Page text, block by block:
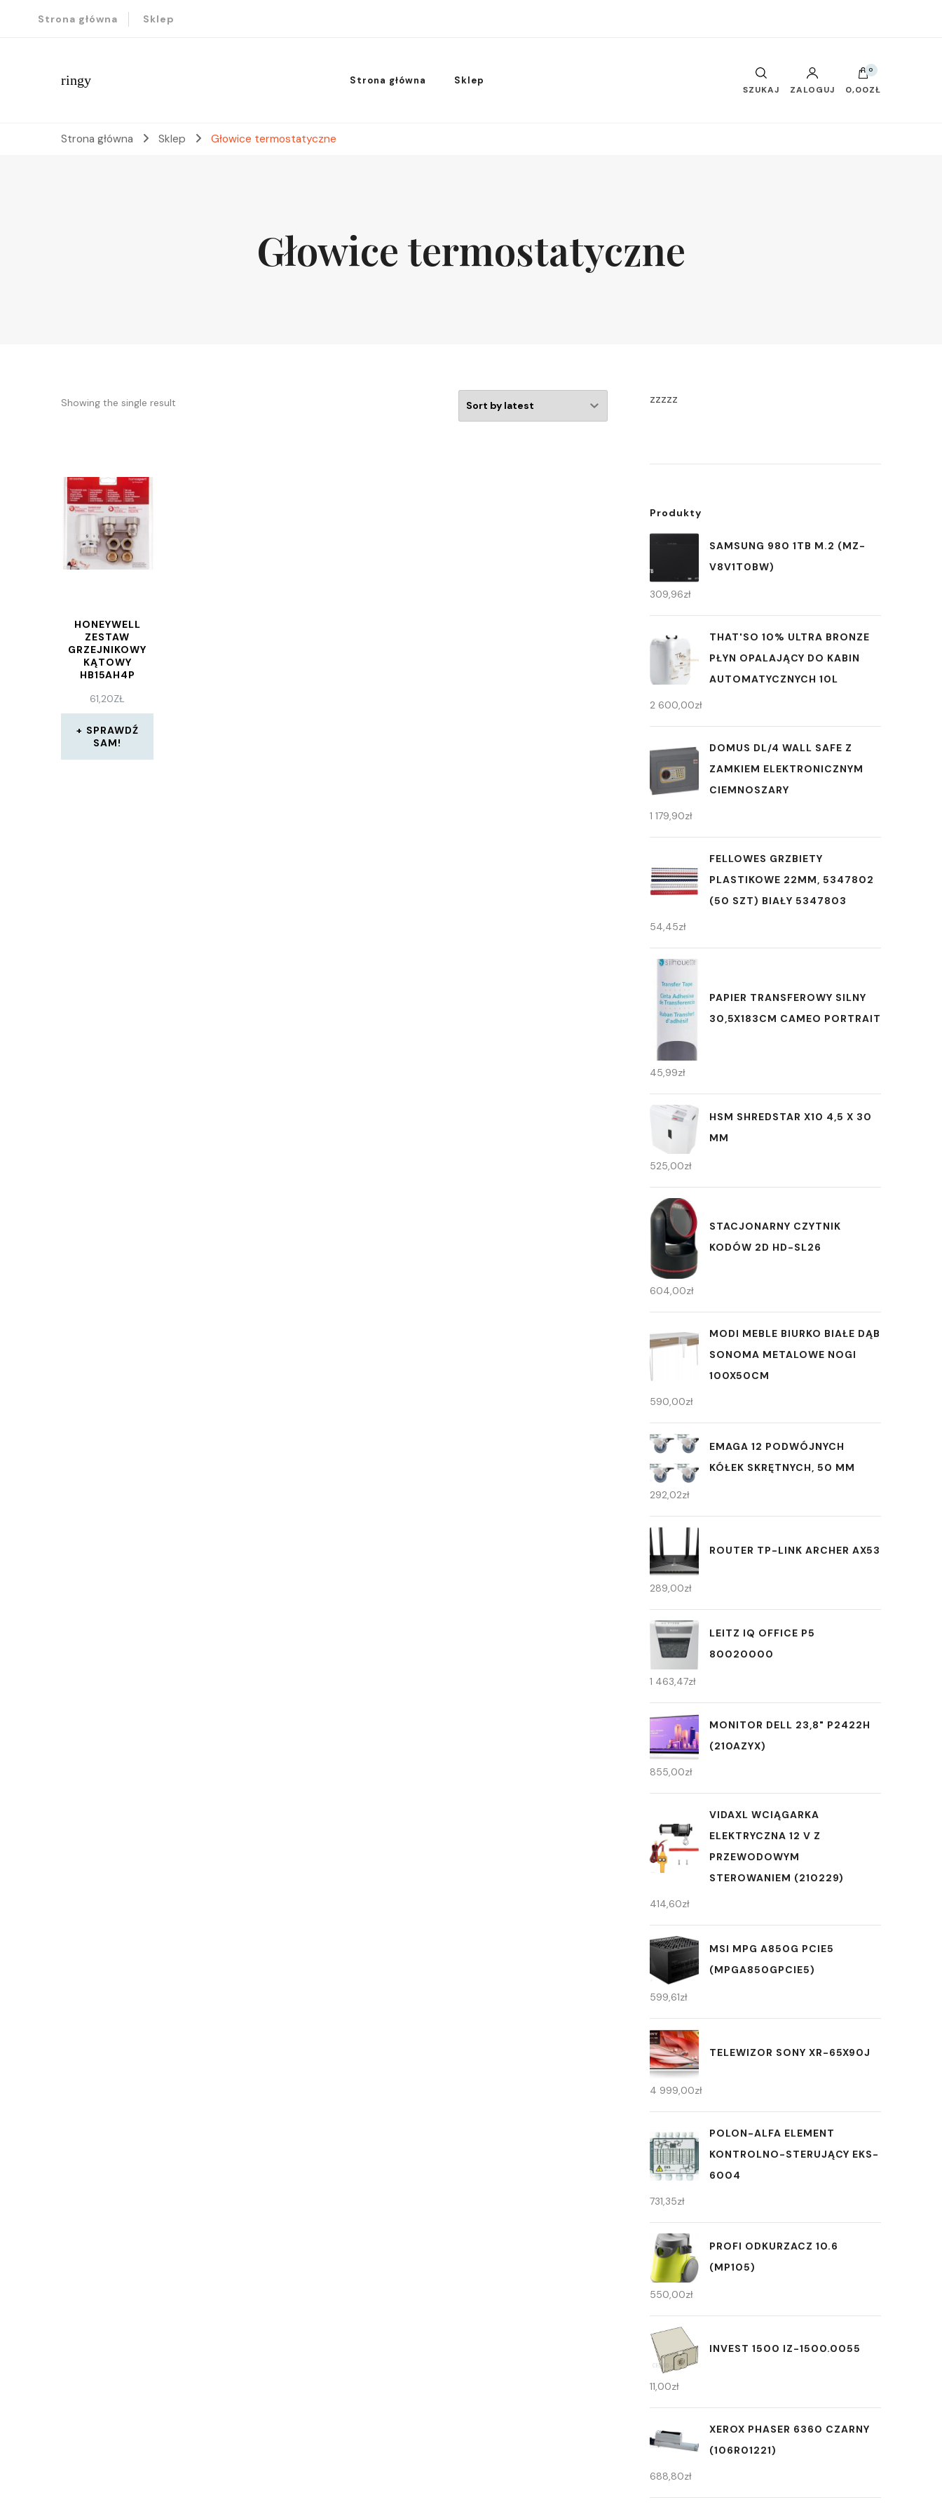
Strona główna Sklep
ringy Strona główna Sklep
SZUKAJ ZALOGUJ
0
0,00ZŁ
Strona główna Sklep Głowice termostatyczne
Głowice termostatyczne
Showing the single result
HONEYWELL
ZESTAW
GRZEJNIKOWY
KĄTOWY
HB15AH4P
61,20ZŁ
SPRAWDŹ
SAM!
zzzzz
Produkty
SAMSUNG 980 1TB M.2 (MZ-
V8V1T0BW)
309,96zł
THAT'SO 10% ULTRA BRONZE
PŁYN OPALAJĄCY DO KABIN
AUTOMATYCZNYCH 10L
2 600,00zł
DOMUS DL/4 WALL SAFE Z
ZAMKIEM ELEKTRONICZNYM
CIEMNOSZARY
1 179,90zł
FELLOWES GRZBIETY
PLASTIKOWE 22MM, 5347802
(50 SZT) BIAŁY 5347803
54,45zł
PAPIER TRANSFEROWY SILNY
30,5X183CM CAMEO PORTRAIT
45,99zł
HSM SHREDSTAR X10 4,5 X 30
MM
525,00zł
STACJONARNY CZYTNIK
KODÓW 2D HD-SL26
604,00zł
MODI MEBLE BIURKO BIAŁE DĄB
SONOMA METALOWE NOGI
100X50CM
590,00zł
EMAGA 12 PODWÓJNYCH
KÓŁEK SKRĘTNYCH, 50 MM
292,02zł
ROUTER TP-LINK ARCHER AX53
289,00zł
LEITZ IQ OFFICE P5
80020000
1 463,47zł
MONITOR DELL 23,8" P2422H
(210AZYX)
855,00zł
VIDAXL WCIĄGARKA
ELEKTRYCZNA 12 V Z
PRZEWODOWYM
STEROWANIEM (210229)
414,60zł
MSI MPG A850G PCIE5
(MPGA850GPCIE5)
599,61zł
TELEWIZOR SONY XR-65X90J
4 999,00zł
POLON-ALFA ELEMENT
KONTROLNO-STERUJĄCY EKS-
6004
731,35zł
PROFI ODKURZACZ 10.6
(MP105)
550,00zł
INVEST 1500 IZ-1500.0055
11,00zł
XEROX PHASER 6360 CZARNY
(106R01221)
688,80zł